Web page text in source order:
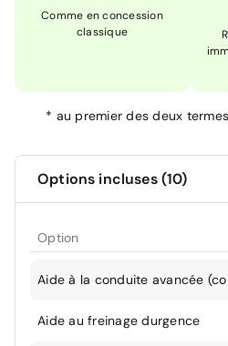
Comme en concession
classique
* au premier des deux
Options incluses (10)
Option
Aide à la conduite avancée
Aide au freinage durgence